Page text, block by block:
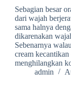
Sebagian besar
dari wajah
sama halnya
dikarenakan
Sebenarnya
cream
menghilangkan
admin